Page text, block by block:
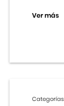
Ver más